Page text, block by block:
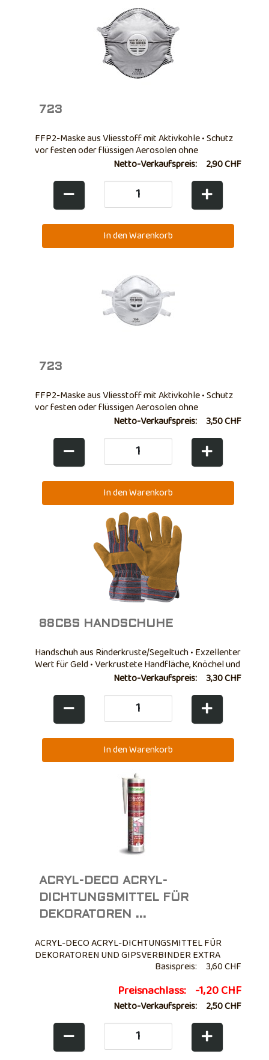
723
FFP2-Maske aus Vliesstoff mit Aktivkohle • Schutz
vor festen oder flüssigen Aerosolen ohne
spezifische und geringe Toxizität Toxizität, in
Expositionsgrenze • Mit innovativem Ausatemventil
Netto-Verkaufspreis: 2,90 CHF
723
FFP2-Maske aus Vliesstoff mit Aktivkohle • Schutz
vor festen oder flüssigen Aerosolen ohne
spezifische und geringe Toxizität Toxizität, in
Expositionsgrenze • Mit innovativem Ausatemventil
Netto-Verkaufspreis: 3,50 CHF
88CBS HANDSCHUHE
Handschuh aus Rinderkruste/Segeltuch • Exzellenter
Wert für Geld • Verkrustete Handfläche, Knöchel und
Fingerspitzen • Rückseite aus Baumwollcanvas •
Venenschoner • Interne elastische Manschette • ...
Netto-Verkaufspreis: 3,30 CHF
ACRYL-DECO ACRYL-
DICHTUNGSMITTEL FÜR
DEKORATOREN ...
ACRYL-DECO ACRYL-DICHTUNGSMITTEL FÜR
DEKORATOREN UND GIPSVERBINDER EXTRA
SCHNELL • Geeignet für Beton, Putz, Eternit,
seiner besonders schnellen Trocknung wird es für
Malerarbeiten im Baugewerbe empfohlen • Mit
Wasser glättbar und überstreichbar • Anwendbar
auch auf ...
Basispreis: 3,60 CHF
Preisnachlass: -1,20 CHF
Netto-Verkaufspreis: 2,50 CHF